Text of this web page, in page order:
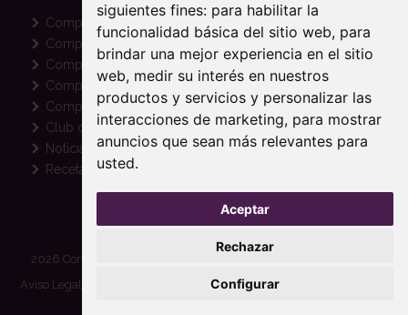
siguientes fines: para habilitar la
funcionalidad básica del sitio web, para
brindar una mejor experiencia en el sitio
web, medir su interés en nuestros
productos y servicios y personalizar las
interacciones de marketing, para mostrar
anuncios que sean más relevantes para
usted.
Aceptar
Rechazar
Configurar
Comprar Aceite Ecológico
Comprar Aceite Arbequina
Comprar Aceite Picual
Comprar Aceite Coupage
Comprar Aceite para Regalo
Club de amigos
Noticias de Cortijo Suerte Alta
Recetas con Aceite de Oliva
2026 Cortijo de Suerte Alta S.L. © Todos los derechos reservados
Aviso Legal
|Términos y condiciones |